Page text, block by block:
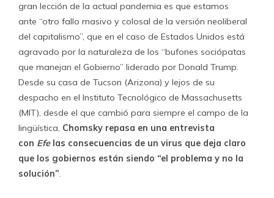
gran lección de la actual pandemia es que estamos
ante “otro fallo masivo y colosal de la versión neoliberal
del capitalismo”, que en el caso de Estados Unidos está
agravado por la naturaleza de los “bufones sociópatas
que manejan el Gobierno” liderado por Donald Trump.
Desde su casa de Tucson (Arizona) y lejos de su
despacho en el Instituto Tecnológico de Massachusetts
(MIT), desde el que cambió para siempre el campo de la
lingüística, Chomsky repasa en una entrevista
con Efelas consecuencias de un virus que deja claro
que los gobiernos están siendo “el problema y no la
solución”.